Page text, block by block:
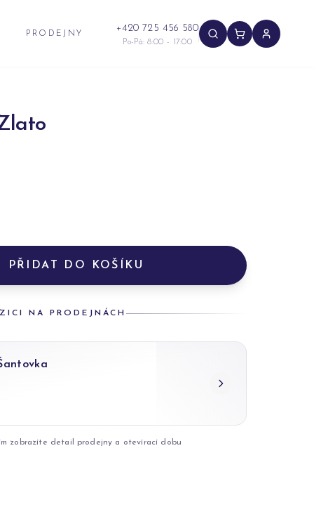
PRODEJNY +420 725 456 580
Po-Pá: 8:00 - 17:00
PŘIDAT DO KOŠÍKU
NA PRODEJNÁCH
zobrazíte detail prodejny a otevírací dobu